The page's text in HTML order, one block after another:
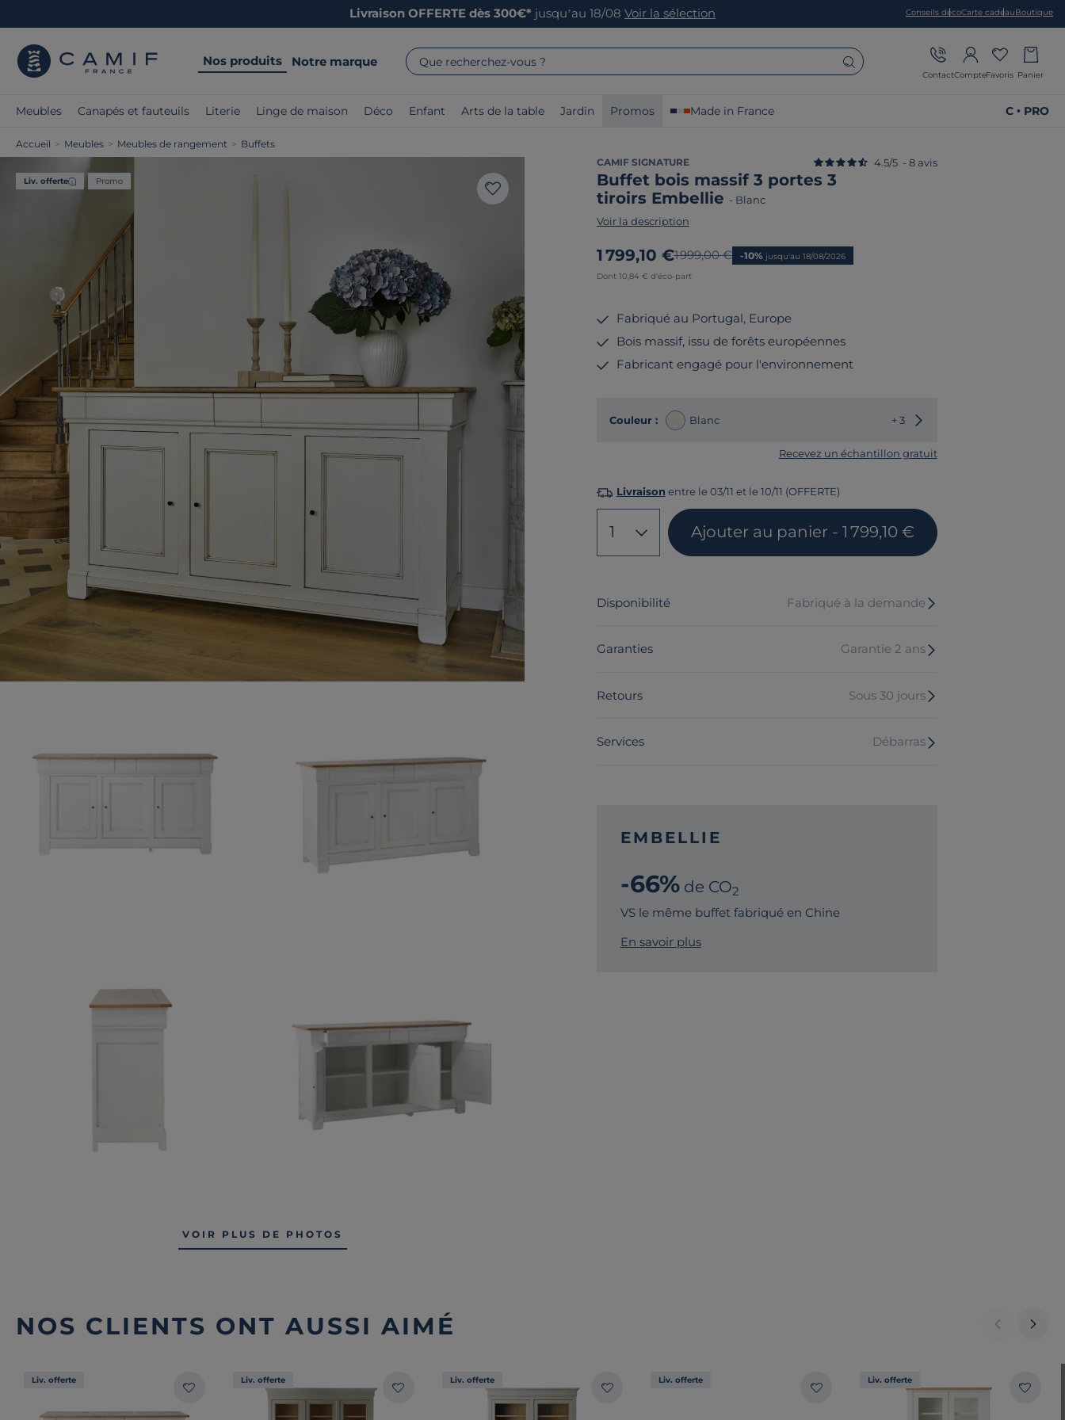
Livraison OFFERTE dès 300€* jusqu’au 18/08 Voir la sélection Conseils décoCarte cadeauBoutique
Nos produits Notre marque Que recherchez-vous ?
ContactCompteFavoris Panier
Meubles Canapés et fauteuils Literie Linge de maison Déco Enfant Arts de la table Jardin Promos Made in France C • PRO
Accueil > Meubles > Meubles de rangement > Buffets
Liv. offerte Promo
VOIR PLUS DE PHOTOS
CAMIF SIGNATURE
Buffet bois massif 3 portes 3
tiroirs Embellie - Blanc
4.5/5 - 8 avis
Voir la description
Nouveau prix
1 799,10 €Ancien prix
1 999,00 € -10% jusqu'au 18/08/2026
Dont 10,84 € d'éco-part
Fabriqué au Portugal, Europe
Bois massif, issu de forêts européennes
Fabricant engagé pour l'environnement
Couleur : Blanc + 3 Choisir une autre couleur
Recevez un échantillon gratuit
Livraison entre le 03/11 et le 10/11 (OFFERTE)
1 Ajouter au panier - 1 799,10 €
Disponibilité Fabriqué à la demande
Garanties Garantie 2 ans
Retours Sous 30 jours
Services Débarras
EMBELLIE
-66%de CO2
VS le même buffet fabriqué en Chine
En savoir plus
NOS CLIENTS ONT AUSSI AIMÉ
Liv. offerte Liv. offerte Liv. offerte Liv. offerte Liv. offerte